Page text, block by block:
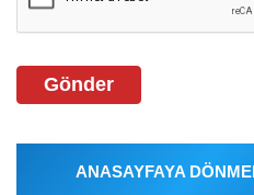
Gönder
ANASAYFAYA